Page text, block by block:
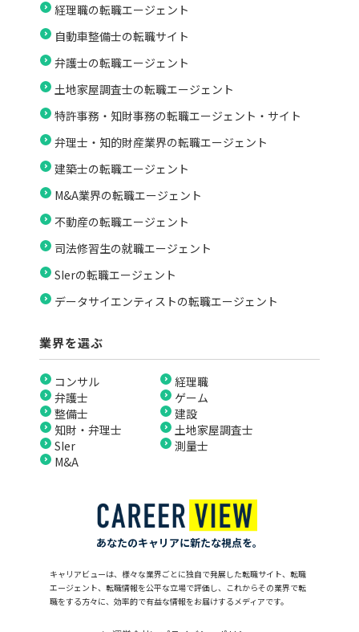
あなたのキャリアに新たな視点を。
キャリアビューは、様々な業界ごとに独自で発展した転職サイト、転職
エージェント、転職情報を公平な立場で評価し、これからその業界で転
職をする方々に、効率的で有益な情報をお届けするメディアです。
経理職の転職エージェント
自動車整備士の転職サイト
弁護士の転職エージェント
土地家屋調査士の転職エージェント
特許事務・知財事務の転職エージェント・サイト
弁理士・知的財産業界の転職エージェント
建築士の転職エージェント
M&A業界の転職エージェント
不動産の転職エージェント
司法修習生の就職エージェント
SIerの転職エージェント
データサイエンティストの転職エージェント
業界を選ぶ
コンサル
経理職
弁護士
ゲーム
整備士
建設
知財・弁理士
土地家屋調査士
SIer
測量士
M&A